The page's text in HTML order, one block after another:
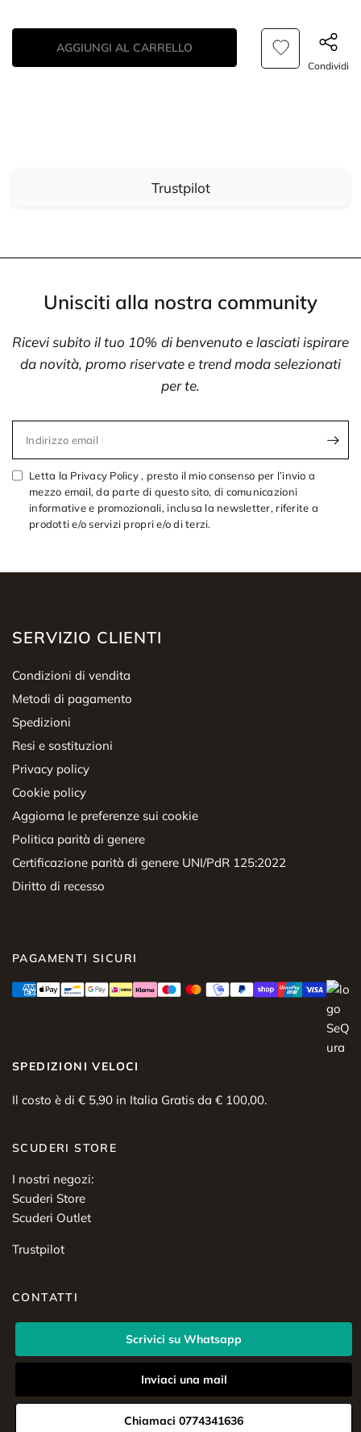
AGGIUNGI AL CARRELLO
Condividi
Trustpilot
Unisciti alla nostra community
Ricevi subito il tuo 10% di benvenuto e lasciati ispirare
da novità, promo riservate e trend moda selezionati
per te.
Indirizzo email
Letta la Privacy Policy , presto il mio consenso per l’invio a
mezzo email, da parte di questo sito, di comunicazioni
informative e promozionali, inclusa la newsletter, riferite a
prodotti e/o servizi propri e/o di terzi.
SERVIZIO CLIENTI
Condizioni di vendita
Metodi di pagamento
Spedizioni
Resi e sostituzioni
Privacy policy
Cookie policy
Aggiorna le preferenze sui cookie
Politica parità di genere
Certificazione parità di genere UNI/PdR 125:2022
Diritto di recesso
PAGAMENTI SICURI
SPEDIZIONI VELOCI
Il costo è di € 5,90 in Italia Gratis da € 100,00.
SCUDERI STORE
I nostri negozi:
Scuderi Store
Scuderi Outlet
Trustpilot
CONTATTI
Scrivici su Whatsapp
Inviaci una mail
Chiamaci 0774341636